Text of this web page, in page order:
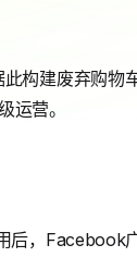
构建废弃购物
运营。
，Facebook